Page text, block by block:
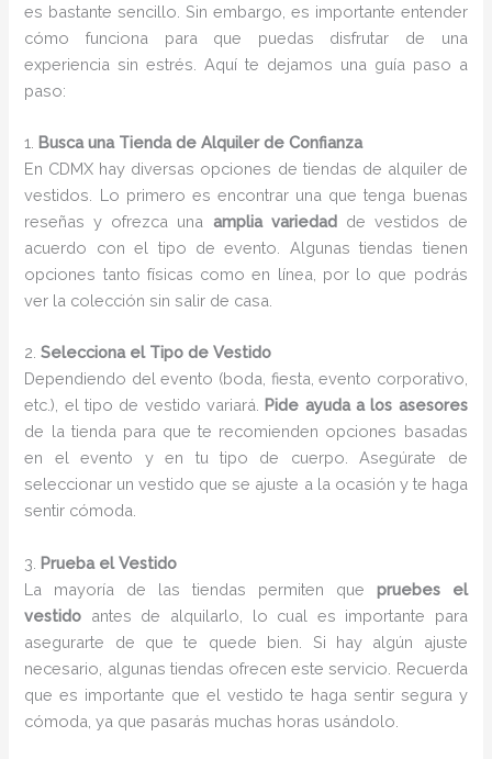
es bastante sencillo. Sin embargo, es importante entender
cómo funciona para que puedas disfrutar de una
experiencia sin estrés. Aquí te dejamos una guía paso a
paso:
1. Busca una Tienda de Alquiler de Confianza
En CDMX hay diversas opciones de tiendas de alquiler de
vestidos. Lo primero es encontrar una que tenga buenas
reseñas y ofrezca una amplia variedadde vestidos de
acuerdo con el tipo de evento. Algunas tiendas tienen
opciones tanto físicas como en línea, por lo que podrás
ver la colección sin salir de casa.
2.Selecciona el Tipo de Vestido
Dependiendo del evento (boda, fiesta, evento corporativo,
etc.), el tipo de vestido variará. Pide ayuda a los asesores
de la tienda para que te recomienden opciones basadas
en el evento y en tu tipo de cuerpo. Asegúrate de
seleccionar un vestido que se ajuste a la ocasión y te haga
sentir cómoda.
3. Prueba el Vestido
La mayoría de las tiendas permiten que pruebes el
vestido antes de alquilarlo, lo cual es importante para
asegurarte de que te quede bien. Si hay algún ajuste
necesario, algunas tiendas ofrecen este servicio. Recuerda
que es importante que el vestido te haga sentir segura y
cómoda, ya que pasarás muchas horas usándolo.